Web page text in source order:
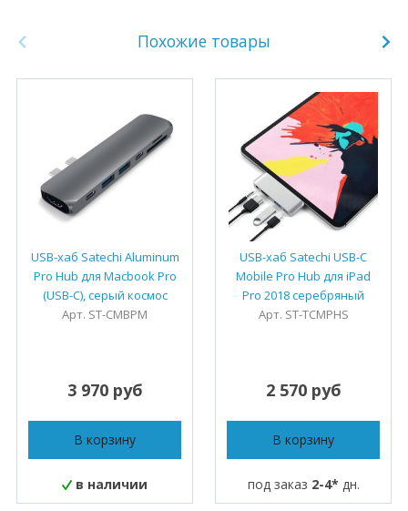
Похожие товары
USB-хаб Satechi Aluminum
Pro Hub для Macbook Pro
(USB-C), серый космос
Арт. ST-CMBPM
3 970 руб
В корзину
в наличии
USB-хаб Satechi USB-C
Mobile Pro Hub для iPad
Pro 2018 серебряный
Арт. ST-TCMPHS
2 570 руб
В корзину
под заказ 2-4* дн.